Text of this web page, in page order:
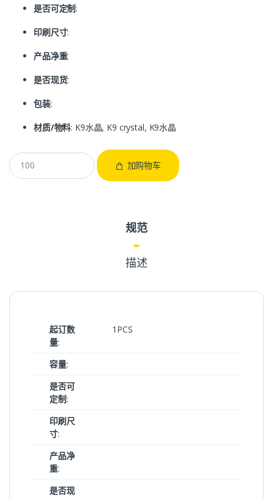
是否可定制:
印刷尺寸:
产品净重:
是否现货:
包装:
材质/物料: K9水晶, K9 crystal, K9水晶
加购物车
规范
描述
起订数
量:
1PCS
容量:
是否可
定制 :
印刷尺
寸:
产品净
重:
是否现